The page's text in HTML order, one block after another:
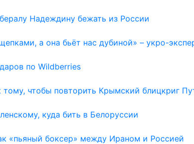
Надеждину бежать из России
а она бьёт нас дубиной» – укро-
по Wildberries
тому, чтобы повторить Крымский блицкриг
куда бить в Белоруссии
«пьяный боксер» между Ираном и Россией